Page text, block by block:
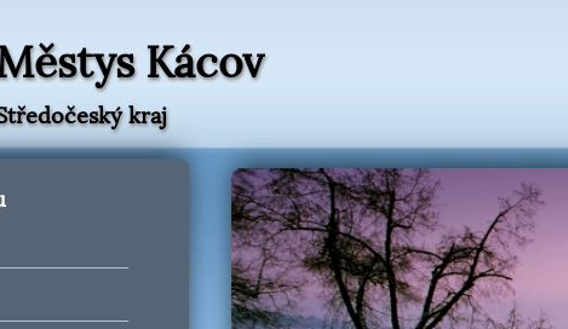
Kácov
kraj